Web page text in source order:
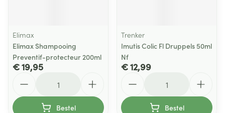
Elimax
Elimax Shampooing
Preventif-protecteur 200ml
€ 19,95
Bestel
Trenker
Imutis Colic Fl Druppels 50ml
Nf
€ 12,99
Bestel